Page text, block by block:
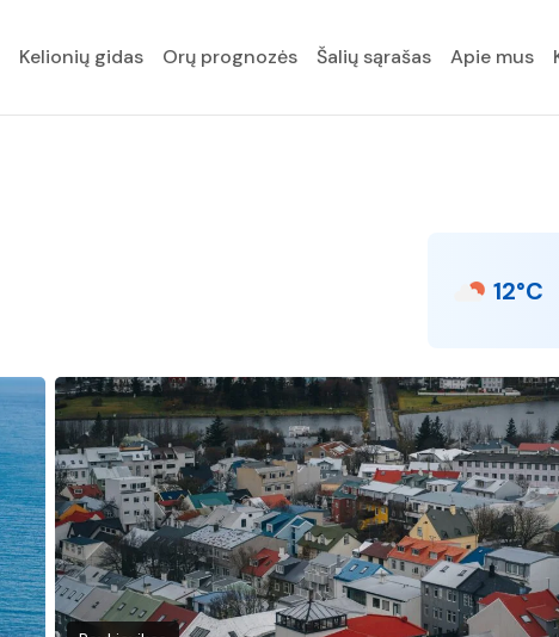
Kelionių gidas Orų prognozės Šalių sąrašas Apie mus
12°C